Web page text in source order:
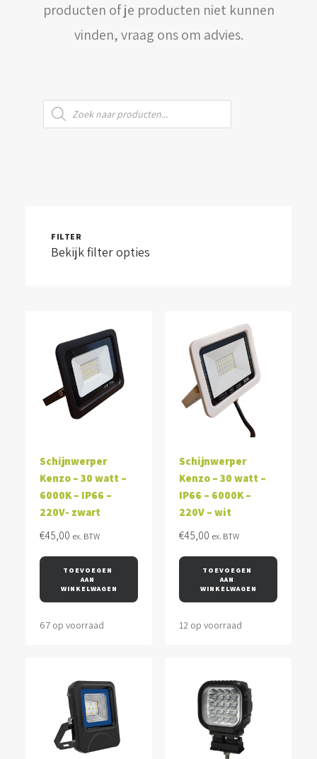
producten of je producten niet kunnen
vinden, vraag ons om advies.
Producten
zoeken
FILTER
Bekijk filter opties
Schijnwerper
Kenzo – 30 watt –
6000K – IP66 –
220V- zwart
€45,00 ex. BTW
TOEVOEGEN
AAN
WINKELWAGEN
67 op voorraad
Schijnwerper
Kenzo – 30 watt –
IP66 – 6000K –
220V – wit
€45,00 ex. BTW
TOEVOEGEN
AAN
WINKELWAGEN
12 op voorraad